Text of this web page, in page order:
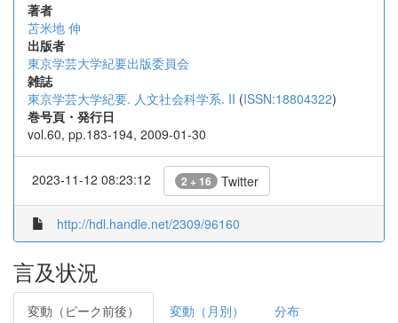
著者
苫米地 伸
出版者
東京学芸大学紀要出版委員会
雑誌
東京学芸大学紀要. 人文社会科学系. II (ISSN:18804322)
巻号頁・発行日
vol.60, pp.183-194, 2009-01-30
2023-11-12 08:23:12 2 + 16 Twitter
http://hdl.handle.net/2309/96160
言及状況
変動（ピーク前後） 変動（月別） 分布